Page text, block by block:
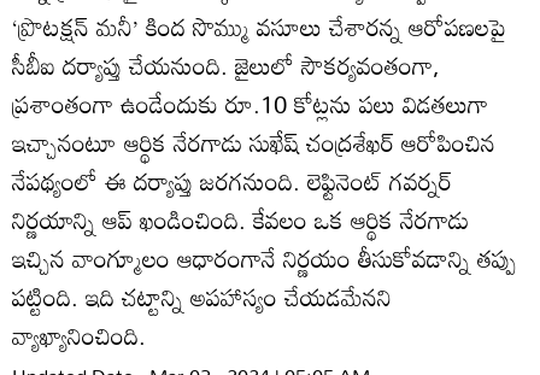
‘ప్రొటక్షన్‌ మనీ’ కింద సొమ్ము వసూలు చేశారన్న ఆరోపణలపై
సీబీఐ దర్యాప్తు చేయనుంది. జైలులో సౌకర్యవంతంగా,
ప్రశాంతంగా ఉండేందుకు రూ.10 కోట్లను పలు విడతలుగా
ఇచ్చానంటూ ఆర్థిక నేరగాడు సుఖేష్‌ చంద్రశేఖర్‌ ఆరోపించిన
నేపథ్యంలో ఈ దర్యాప్తు జరగనుంది. లెఫ్టినెంట్‌ గవర్నర్‌
నిర్ణయాన్ని ఆప్‌ ఖండించింది. కేవలం ఒక ఆర్థిక నేరగాడు
ఇచ్చిన వాంగ్మూలం ఆధారంగానే నిర్ణయం తీసుకోవడాన్ని తప్పు
పట్టింది. ఇది చట్టాన్ని అపహాస్యం చేయడమేనని
వ్యాఖ్యానించింది.